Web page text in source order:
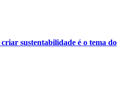
sustentabilidade é o tema do